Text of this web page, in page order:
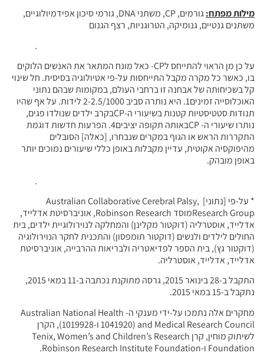
מילות מפתח:
גורמים, CP, משתני DNA, גורמי סיכון אפידמיולוגיים,
משתנים גנטיים, גנומיקה, הטרוגניות, רצף הגנום
.
על כן מן הראוי להתייחס לCP- כאל מונח המתאר את האנשים הלוקים
בו, כאשר כל מקרה מקבל התייחסות על-פי אטיולוגיה בסיסית. חל שינוי
קל בשכיחותה של אבחנה זו ברחבי העולם, במקומות שבהם נתוני
האוכלוסייה זמינים1. היא נותרה סביב 2-2.5/1000 לידות. על אף שהיו
תנודות סטטיסטיות קטנות בשיעורי ה-CPבקרב ילדים שנולדו פגים,
נותרו שיעורי ה- CPבאותה תקופה יציבים4. הפרעות חדשות דוגמת
התקררות הראש או הגוף במקרים שנבחרו, [כאלה] הסובלים
מהיפוקסיה אקוטית, עדיין מקבלות באופן כללי שיעורים נמוכים יותר
באופן מובהק.
.
* על-פי [נתוני] ,Australian Collaborative Cerebral Palsy
Research Groupמוסד Robinson Research, אוניברסיטת אדלייד,
אדלייד, אוסטרליה (דוקטור מקלינן) והמחלקה לנוירולוגיית ילדים, בית
החולים לילדים ולנשים (דוקטור תומפסון) והתכנית לחקר הנוירולוגיה
(דוקטור גץ), בית הספר לפדיאטריה ולבריאות ההרבייה, אוניברסיטת
אדלייד, אדלייד, אוסטרליה.
התקבל ב-28 בינואר 2015, גרסה מתוקנת נכתבה ב-11 במאי 2015,
נתקבל ב-15 במאי 2015.
מחקרים אלה נתמכו על-ידי מענקי ה- Australian National Health
and Medical Research Council (1041920 ו-1019928), הקרן
לשיתוק מוחין, קרן Tenix, Women’s and Children’s Research
Foundation ו-Robinson Research Institute Foundation.